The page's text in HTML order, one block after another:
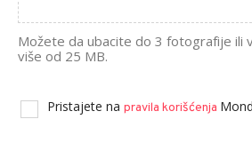
Možete da ubacite do 3 fotografije ili
više od 25 MB.
Pristajete na pravila korišćenja